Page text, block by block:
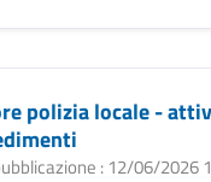
polizia locale -
: 12/06/2026